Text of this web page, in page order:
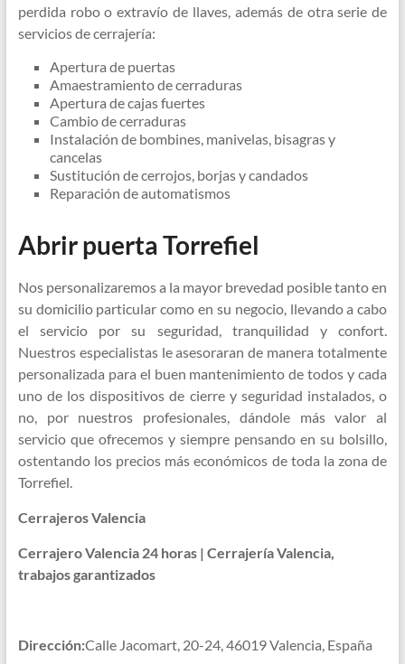
perdida robo o extravío de llaves, además de otra serie de
servicios de cerrajería:
Apertura de puertas
Amaestramiento de cerraduras
Apertura de cajas fuertes
Cambio de cerraduras
Instalación de bombines, manivelas, bisagras y
cancelas
Sustitución de cerrojos, borjas y candados
Reparación de automatismos
Abrir puerta Torrefiel
Nos personalizaremos a la mayor brevedad posible tanto en
su domicilio particular como en su negocio, llevando a cabo
el servicio por su seguridad, tranquilidad y confort.
Nuestros especialistas le asesoraran de manera totalmente
personalizada para el buen mantenimiento de todos y cada
uno de los dispositivos de cierre y seguridad instalados, o
no, por nuestros profesionales, dándole más valor al
servicio que ofrecemos y siempre pensando en su bolsillo,
ostentando los precios más económicos de toda la zona de
Torrefiel.
Cerrajeros Valencia
Cerrajero Valencia 24 horas | Cerrajería Valencia,
trabajos garantizados
Dirección:Calle Jacomart, 20-24, 46019 Valencia, España